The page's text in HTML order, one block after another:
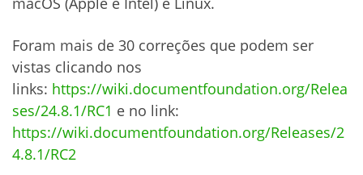
Foram mais de 30 correções que podem ser
vistas clicando nos
links: https://wiki.documentfoundation.org/Relea
ses/24.8.1/RC1 e no link:
https://wiki.documentfoundation.org/Releases/2
4.8.1/RC2